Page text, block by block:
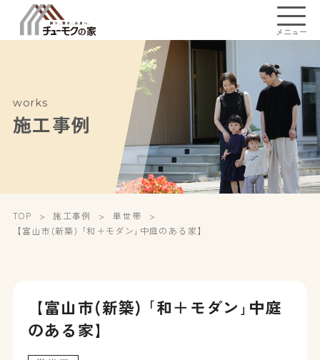
メニュー
works
施工事例
TOP 施工事例
単世帯
【富山市(新築) ｢和＋モダン｣中庭のある家】
【富山市(新築) ｢和＋モダン｣中庭
のある家】